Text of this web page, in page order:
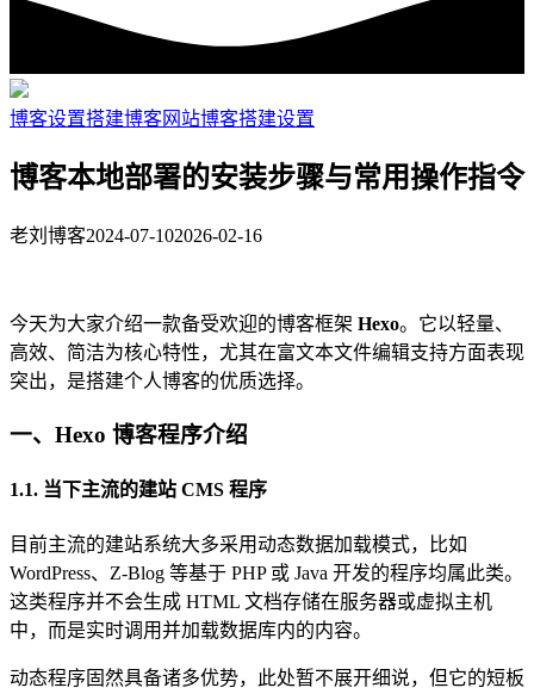
博客设置搭建博客网站博客搭建设置
博客本地部署的安装步骤与常用操作指令
老刘博客2024-07-102026-02-16
今天为大家介绍一款备受欢迎的博客框架 Hexo。它以轻量、
高效、简洁为核心特性，尤其在富文本文件编辑支持方面表现
突出，是搭建个人博客的优质选择。
一、Hexo 博客程序介绍
1.1. 当下主流的建站 CMS 程序
目前主流的建站系统大多采用动态数据加载模式，比如
WordPress、Z-Blog 等基于 PHP 或 Java 开发的程序均属此类。
这类程序并不会生成 HTML 文档存储在服务器或虚拟主机
中，而是实时调用并加载数据库内的内容。
动态程序固然具备诸多优势，此处暂不展开细说，但它的短板